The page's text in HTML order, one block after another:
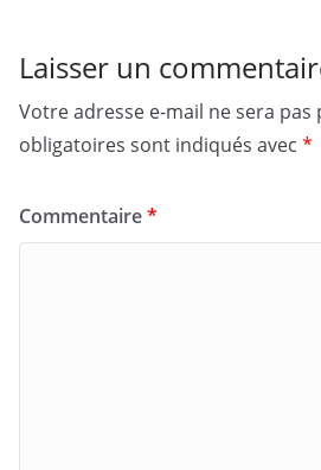
Laisser un
Votre adresse e-mail ne sera pas
obligatoires sont indiqués avec *
Commentaire*